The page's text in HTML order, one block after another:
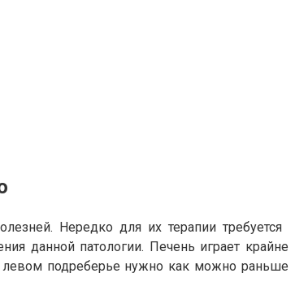
Нередко для их терапии требуется
данной патологии. Печень играет крайне
левом подреберье нужно как можно раньше